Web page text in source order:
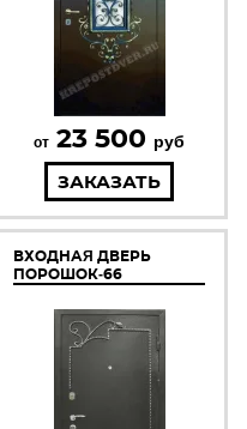
от 23 500 руб
ЗАКАЗАТЬ
ВХОДНАЯ ДВЕРЬ
ПОРОШОК-66